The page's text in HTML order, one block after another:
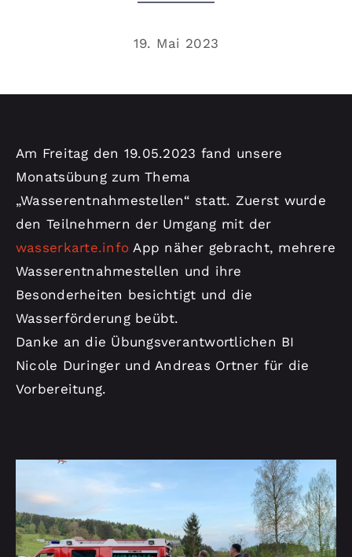
Kontakt
19. Mai 2023
Am Freitag den 19.05.2023 fand unsere
Monatsübung zum Thema
„Wasserentnahmestellen“ statt. Zuerst wurde
den Teilnehmern der Umgang mit der
wasserkarte.info App näher gebracht, mehrere
Wasserentnahmestellen und ihre
Besonderheiten besichtigt und die
Wasserförderung beübt.
Danke an die Übungsverantwortlichen BI
Nicole Duringer und Andreas Ortner für die
Vorbereitung.